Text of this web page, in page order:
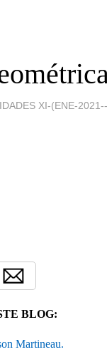
XI-(ENE-
BLOG:
Martineau.